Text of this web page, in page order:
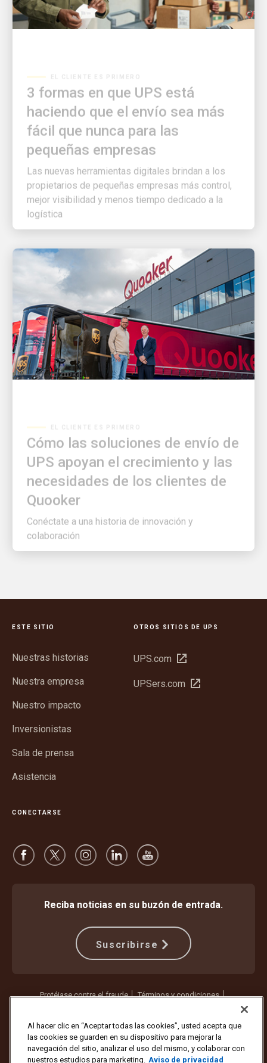
3 formas en que UPS está
haciendo que el envío sea más
fácil que nunca para las
pequeñas empresas
Las nuevas herramientas digitales brindan a los
propietarios de pequeñas empresas más control,
mejor visibilidad y menos tiempo dedicado a la
logística
Cómo las soluciones de envío de
UPS apoyan el crecimiento y las
necesidades de los clientes de
Quooker
Conéctate a una historia de innovación y
colaboración
ESTE SITIO
Nuestras historias
Nuestra empresa
Nuestro impacto
Inversionistas
Sala de prensa
Asistencia
OTROS SITIOS DE UPS
UPS.com Abrir
una
UPSers.com Abrir
CONECTARSE
Reciba noticias en su buzón de entrada.
Suscribirse
Protéjase contra el fraude
Términos y condiciones
Copyright ©1994 - 2026 United Parcel Service of America, Inc. Todos
los derechos reservados. ¿Ya no quiere recibir actualizaciones por
Al hacer clic en “Aceptar todas las cookies”, usted acepta que
las cookies se guarden en su dispositivo para mejorar la
navegación del sitio, analizar el uso del mismo, y colaborar con
nuestros estudios para marketing. Aviso de privacidad